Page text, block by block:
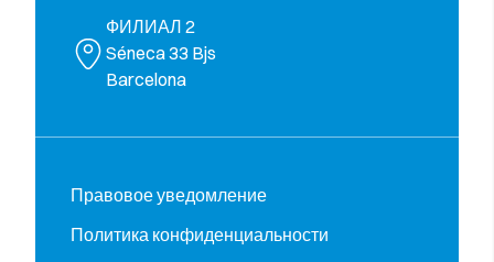
ФИЛИАЛ 2
Séneca 33 Bjs
Barcelona
Правовое уведомление
Политика конфиденциальности